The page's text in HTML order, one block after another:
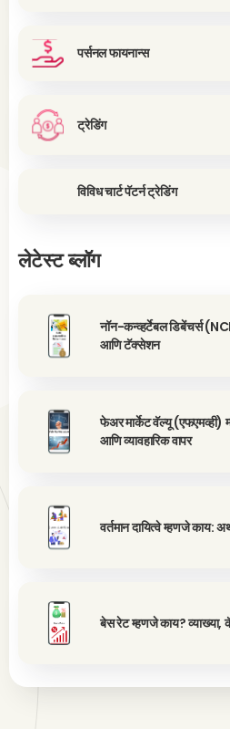
पर्सनल फायनान्स
ट्रेडिंग
विविध चार्ट पॅटर्न ट्रेडिंग
लेटेस्ट ब्लॉग
नॉन-कन्व्हर्टेबल डिबेंचर्स
आणि टॅक्सेशन
फेअर मार्केट वॅल्यू
आणि व्यावहारिक वापर
वर्तमान दायित्वे म्हणजे काय:
बेस रेट म्हणजे काय? व्याख्या,